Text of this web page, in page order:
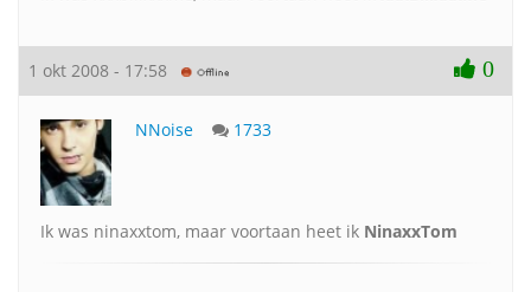
1 okt 2008 - 17:58 0
NNoise 1733
Ik was ninaxxtom, maar voortaan heet ik NinaxxTom